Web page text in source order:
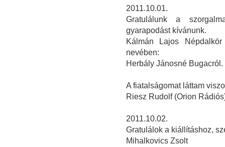
2011.10.01.
Gratulálunk a
gyarapodást kívánunk.
Kálmán Lajos
nevében:
Herbály Jánosné Bugacról.
A fiatalságomat láttam
Riesz Rudolf (Orion
2011.10.02.
Gratulálok a kiállításhoz,
Mihalkovics Zsolt